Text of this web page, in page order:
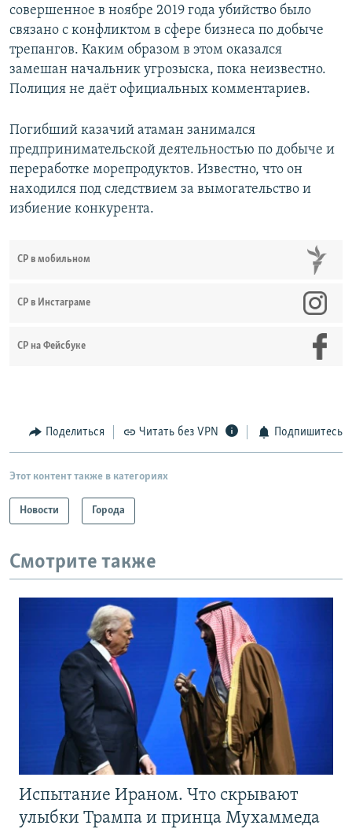
совершенное в ноябре 2019 года убийство было
связано с конфликтом в сфере бизнеса по добыче
трепангов. Каким образом в этом оказался
замешан начальник угрозыска, пока неизвестно.
Полиция не даёт официальных комментариев.
Погибший казачий атаман занимался
предпринимательской деятельностью по добыче и
переработке морепродуктов. Известно, что он
находился под следствием за вымогательство и
избиение конкурента.
СР в мобильном
СР в Инстаграме
СР на Фейсбуке
Поделиться Читать без VPN Подпишитесь
Этот контент также в категориях
Новости Города
Смотрите также
Испытание Ираном. Что скрывают
улыбки Трампа и принца Мухаммеда